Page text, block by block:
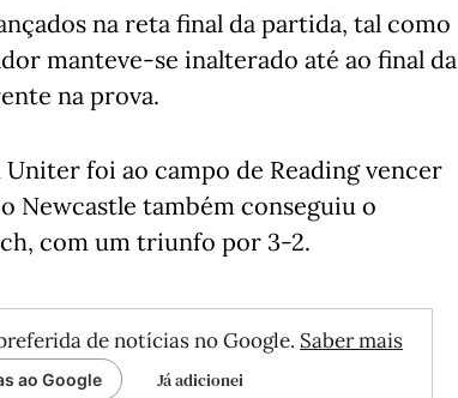
na reta final da partida, tal como
manteve-se inalterado até ao final da
na prova.
foi ao campo de Reading vencer
Newcastle também conseguiu o
com um triunfo por 3-2.
de notícias no Google. Saber mais
ao Google Já adicionei